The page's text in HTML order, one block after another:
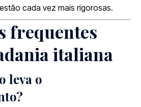
cada vez mais rigorosas.
frequentes
italiana
leva o